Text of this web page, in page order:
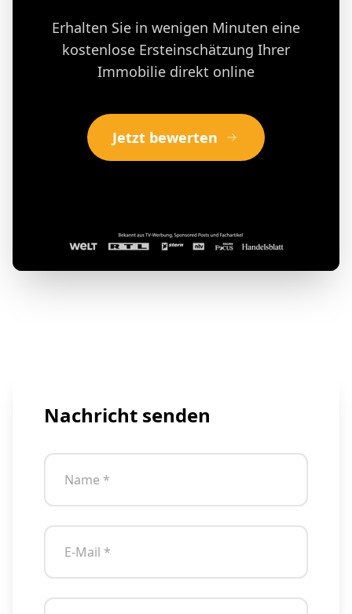
Erhalten Sie in wenigen Minuten eine
kostenlose Ersteinschätzung Ihrer
Immobilie direkt online
Jetzt bewerten
Nachricht senden